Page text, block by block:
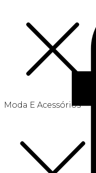
Moda E Acessórios